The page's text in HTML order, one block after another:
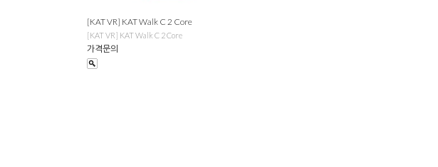
[KAT VR] KAT Walk C 2 Core
[KAT VR] KAT Walk C 2 Core
가격문의